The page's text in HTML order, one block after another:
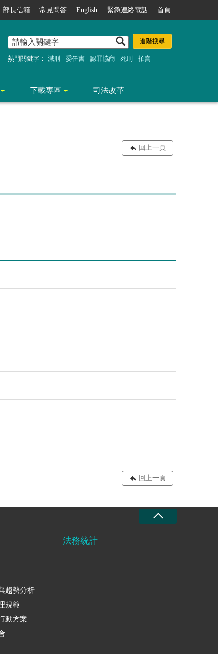
部長信箱 常見問答 English 緊急連絡電話 首頁
熱門關鍵字： 減刑 委任書 認罪協商 死刑 拍賣
下載專區 司法改革
回上一頁
回上一頁
趨勢分析
規範
動方案
法務統計